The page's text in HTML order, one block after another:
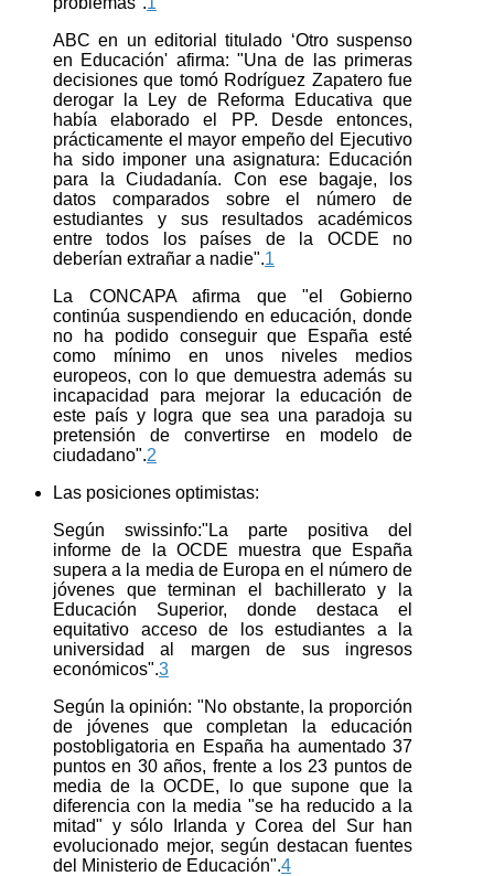
ABC en un editorial titulado ‘Otro suspenso
en Educación' afirma: "Una de las primeras
decisiones que tomó Rodríguez Zapatero fue
derogar la Ley de Reforma Educativa que
había elaborado el PP. Desde entonces,
prácticamente el mayor empeño del Ejecutivo
ha sido imponer una asignatura: Educación
para la Ciudadanía. Con ese bagaje, los
datos comparados sobre el número de
estudiantes y sus resultados académicos
entre todos los países de la OCDE no
deberían extrañar a nadie".1
La CONCAPA afirma que "el Gobierno
continúa suspendiendo en educación, donde
no ha podido conseguir que España esté
como mínimo en unos niveles medios
europeos, con lo que demuestra además su
incapacidad para mejorar la educación de
este país y logra que sea una paradoja su
pretensión de convertirse en modelo de
ciudadano".2
Las posiciones optimistas:
Según swissinfo:"La parte positiva del
informe de la OCDE muestra que España
supera a la media de Europa en el número de
jóvenes que terminan el bachillerato y la
Educación Superior, donde destaca el
equitativo acceso de los estudiantes a la
universidad al margen de sus ingresos
económicos".3
Según la opinión: "No obstante, la proporción
de jóvenes que completan la educación
postobligatoria en España ha aumentado 37
puntos en 30 años, frente a los 23 puntos de
media de la OCDE, lo que supone que la
diferencia con la media "se ha reducido a la
mitad" y sólo Irlanda y Corea del Sur han
evolucionado mejor, según destacan fuentes
del Ministerio de Educación".4